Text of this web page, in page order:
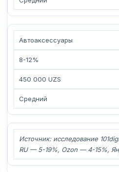
Автоаксессуары
8-12%
450 000 UZS
Средний
Источник: исследование
RU — 5-19%, Ozon — 4-15%,